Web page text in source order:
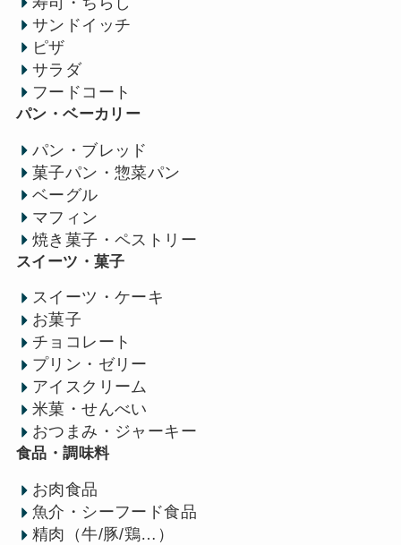
サンドイッチ
ピザ
サラダ
フードコート
パン・ベーカリー
パン・ブレッド
菓子パン・惣菜パン
ベーグル
マフィン
焼き菓子・ペストリー
スイーツ・菓子
スイーツ・ケーキ
お菓子
チョコレート
プリン・ゼリー
アイスクリーム
米菓・せんべい
おつまみ・ジャーキー
食品・調味料
お肉食品
魚介・シーフード食品
精肉（牛/豚/鶏…）